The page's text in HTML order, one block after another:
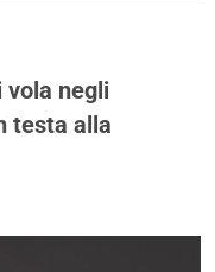
vola negli
testa alla